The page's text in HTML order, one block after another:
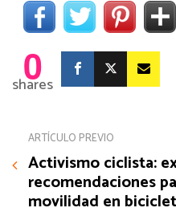
0
shares
ARTÍCULO PREVIO
Activismo ciclista:
recomendaciones
movilidad en